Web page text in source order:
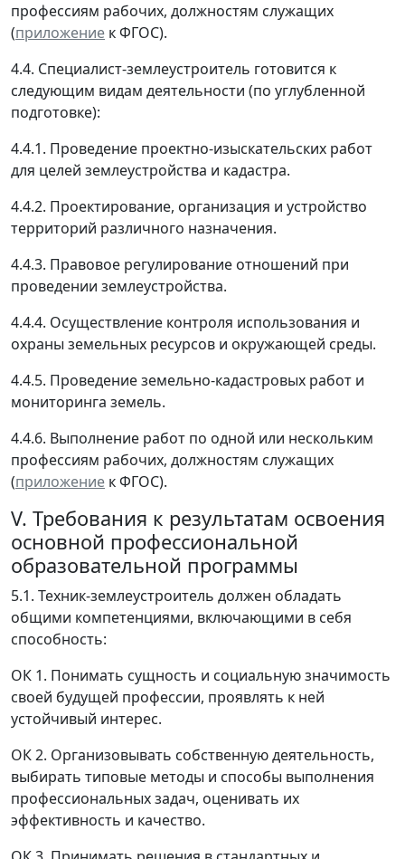
профессиям рабочих, должностям служащих
(приложение к ФГОС).
4.4. Специалист-землеустроитель готовится к
следующим видам деятельности (по углубленной
подготовке):
4.4.1. Проведение проектно-изыскательских работ
для целей землеустройства и кадастра.
4.4.2. Проектирование, организация и устройство
территорий различного назначения.
4.4.3. Правовое регулирование отношений при
проведении землеустройства.
4.4.4. Осуществление контроля использования и
охраны земельных ресурсов и окружающей среды.
4.4.5. Проведение земельно-кадастровых работ и
мониторинга земель.
4.4.6. Выполнение работ по одной или нескольким
профессиям рабочих, должностям служащих
(приложение к ФГОС).
V. Требования к результатам освоения
основной профессиональной
образовательной программы
5.1. Техник-землеустроитель должен обладать
общими компетенциями, включающими в себя
способность:
ОК 1. Понимать сущность и социальную значимость
своей будущей профессии, проявлять к ней
устойчивый интерес.
ОК 2. Организовывать собственную деятельность,
выбирать типовые методы и способы выполнения
профессиональных задач, оценивать их
эффективность и качество.